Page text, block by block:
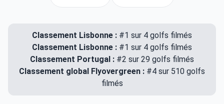
Classement Lisbonne : #1 sur 4 golfs filmés
Classement Lisbonne : #1 sur 4 golfs filmés
Classement Portugal : #2 sur 29 golfs filmés
Classement global Flyovergreen : #4 sur 510 golfs
filmés